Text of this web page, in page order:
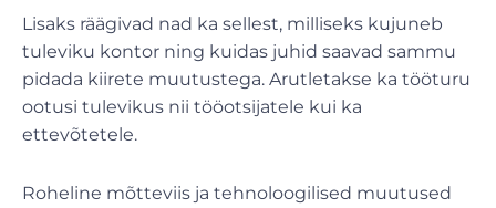
Lisaks räägivad nad ka sellest, milliseks kujuneb
tuleviku kontor ning kuidas juhid saavad sammu
pidada kiirete muutustega. Arutletakse ka tööturu
ootusi tulevikus nii tööotsijatele kui ka
ettevõtetele.
Roheline mõtteviis ja tehnoloogilised muutused